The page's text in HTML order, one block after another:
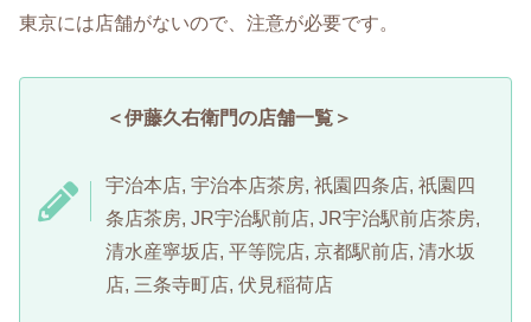
東京には店舗がないので、注意が必要です。
＜伊藤久右衛門の店舗一覧＞
宇治本店, 宇治本店茶房, 祇園四条店, 祇園四
条店茶房, JR宇治駅前店, JR宇治駅前店茶房,
清水産寧坂店, 平等院店, 京都駅前店, 清水坂
店, 三条寺町店, 伏見稲荷店